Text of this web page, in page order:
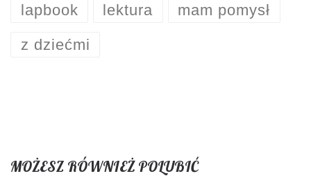
lapbook lektura mam pomysł
z dziećmi
MOŻESZ RÓWNIEŻ POLUBIĆ